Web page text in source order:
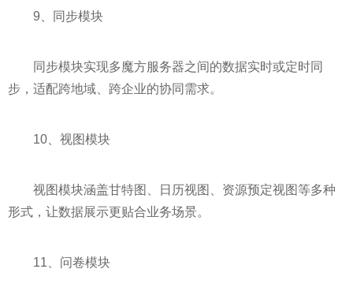
9、同步模块
同步模块实现多魔方服务器之间的数据实时或定时同
步，适配跨地域、跨企业的协同需求。
10、视图模块
视图模块涵盖甘特图、日历视图、资源预定视图等多种
形式，让数据展示更贴合业务场景。
11、问卷模块